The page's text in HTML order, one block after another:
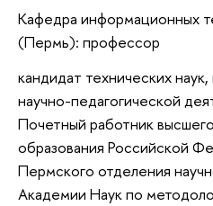
Кафедра информационных
(Пермь): профессор
кандидат технических
научно-педагогической
Почетный работник
образования Российской
Пермского отделения
Академии Наук по